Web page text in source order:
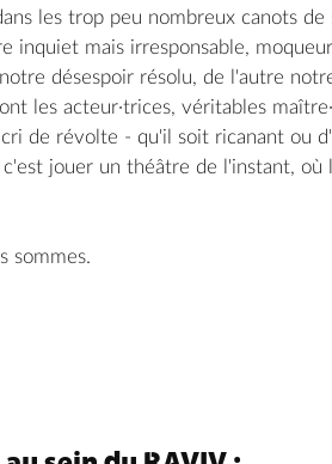
les trop peu nombreux canots de
mais irresponsable,
désespoir résolu, de l'autre
les acteur·trices, véritables
de révolte - qu'il soit ricanant ou
jouer un théâtre de l'instant,
sommes.